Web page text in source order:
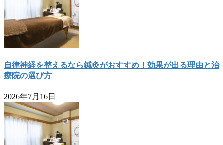
自律神経を整えるなら鍼灸がおすすめ！効果が出る理由と治
療院の選び方
2026年7月16日